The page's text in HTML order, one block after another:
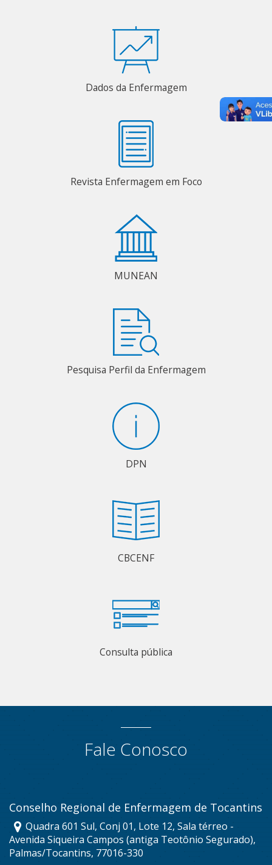
Dados da Enfermagem
Revista Enfermagem em Foco
MUNEAN
Pesquisa Perfil da Enfermagem
DPN
CBCENF
Consulta pública
Fale Conosco
Conselho Regional de Enfermagem de Tocantins
Quadra 601 Sul, Conj 01, Lote 12, Sala térreo -
Avenida Siqueira Campos (antiga Teotônio Segurado),
Palmas/Tocantins, 77016-330